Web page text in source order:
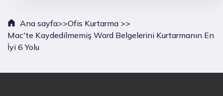
Ana sayfa>>Ofis Kurtarma >>
Mac'te Kaydedilmemiş Word Belgelerini Kurtarmanın En
İyi 6 Yolu